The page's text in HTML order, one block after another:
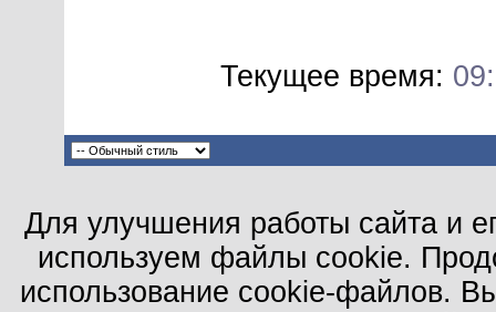
Текущее время:
Для улучшения работы сайта и
используем файлы cookie.
использование cookie-файлов.